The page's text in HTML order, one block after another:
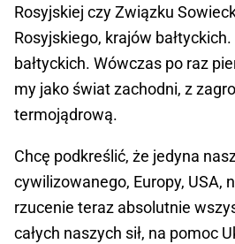
Rosyjskiej czy Związku
Rosyjskiego, krajów
bałtyckich. Wówczas po raz
my jako świat zachodni, z
termojądrową.
Chcę podkreślić, że jedyna
cywilizowanego, Europy, USA,
rzucenie teraz absolutnie
całych naszych sił, na pomoc